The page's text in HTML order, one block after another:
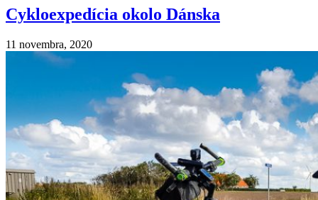
Cykloexpedícia okolo Dánska
11 novembra, 2020